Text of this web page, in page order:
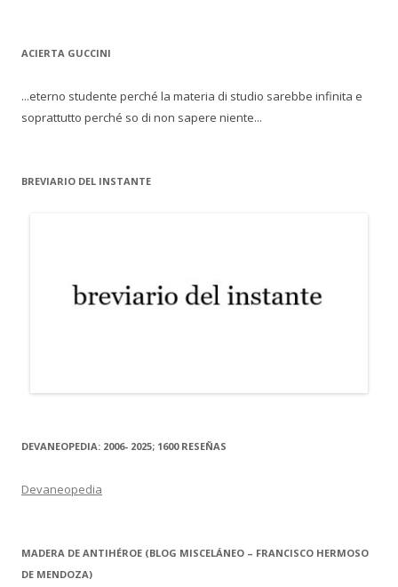
ACIERTA GUCCINI
...eterno studente perché la materia di studio sarebbe infinita e
soprattutto perché so di non sapere niente...
BREVIARIO DEL INSTANTE
DEVANEOPEDIA: 2006- 2025; 1600 RESEÑAS
Devaneopedia
MADERA DE ANTIHÉROE (BLOG MISCELÁNEO – FRANCISCO HERMOSO
DE MENDOZA)